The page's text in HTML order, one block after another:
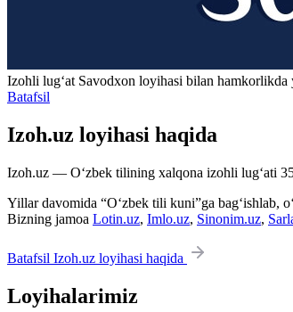
Izohli lugʻat Savodxon loyihasi bilan hamkorlikda
Batafsil
Izoh.uz loyihasi haqida
Izoh.uz — O‘zbek tilining xalqona izohli lug‘ati
Yillar davomida “O‘zbek tili kuni”ga bag‘ishlab,
Bizning jamoa Lotin.uz, Imlo.uz, Sinonim.uz,
Batafsil Izoh.uz loyihasi haqida
Loyihalarimiz